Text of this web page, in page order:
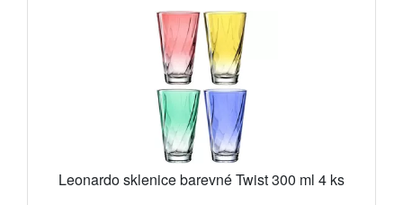
Leonardo sklenice barevné Twist 300 ml 4 ks